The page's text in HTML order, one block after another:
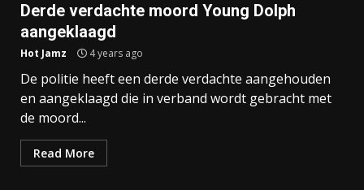
Derde verdachte moord Young Dolph
aangeklaagd
Hot Jamz 4 years ago
De politie heeft een derde verdachte aangehouden
en aangeklaagd die in verband wordt gebracht met
de moord...
Read More